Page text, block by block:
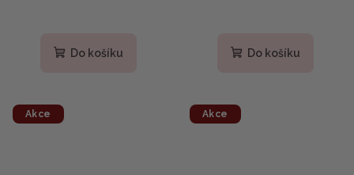
Do košíku Do košíku
Akce Akce